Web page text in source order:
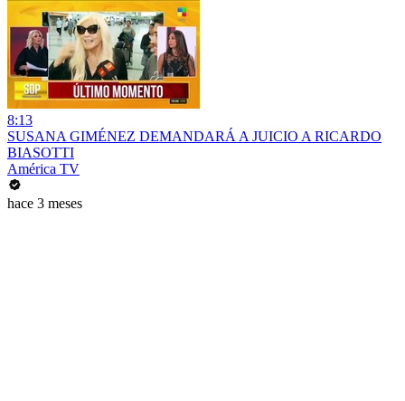
8:13
SUSANA GIMÉNEZ DEMANDARÁ A JUICIO A RICARDO
BIASOTTI
América TV
hace 3 meses